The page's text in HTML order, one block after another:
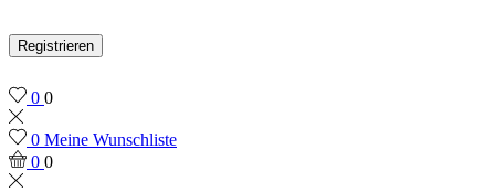
Registrieren
0 0
0 Meine Wunschliste
0 0